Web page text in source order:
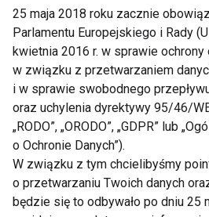
internetu?Bez przemyślanej
progres– zarówno w sile, jak i
tłuszczowej. Warto skorzystać
choćby ułożyć plan tygodniowy.
7.Zbyt szybkie
Czasami robisz wszystko
efektów po tygodniu.
czasu. Redukcja tkanki
25 maja 2018 roku zacznie
Parlamentu Europejskiego i Rady
kwietnia 2016 r. w sprawie
w związku z przetwarzaniem
i w sprawie swobodnego
oraz uchylenia dyrektywy 95/46/
„RODO”, „ORODO”, „GDPR” lub
o Ochronie Danych”).
W związku z tym chcielibyśmy
o przetwarzaniu Twoich danych
będzie się to odbywało po dniu 25